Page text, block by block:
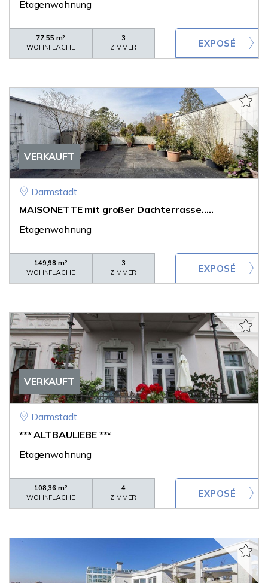
Etagenwohnung
77,55 m²
WOHNFLÄCHE
3
ZIMMER
VERKAUFT
Darmstadt
MAISONETTE mit großer Dachterrasse.....
Etagenwohnung
149,98 m²
WOHNFLÄCHE
3
ZIMMER
VERKAUFT
Darmstadt
*** ALTBAULIEBE ***
Etagenwohnung
108,36 m²
WOHNFLÄCHE
4
ZIMMER